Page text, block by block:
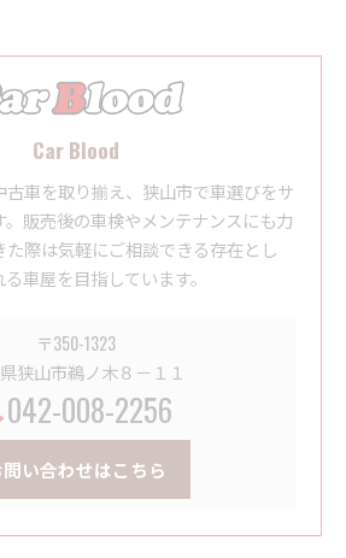
Car Blood
車を取り揃え、狭山市で車選びをサ
販売後の車検やメンテナンスにも力
た際は気軽にご相談できる存在とし
車屋を目指しています。
〒350-1323
狭山市鵜ノ木８－１１
042-008-2256
問い合わせはこちら